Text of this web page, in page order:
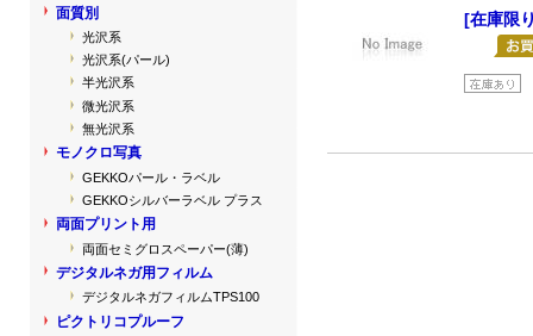
[在庫限
面質別
光沢系
光沢系(パール)
半光沢系
微光沢系
無光沢系
モノクロ写真
GEKKOパール・ラベル
GEKKOシルバーラベル プラス
両面プリント用
両面セミグロスペーパー(薄)
デジタルネガ用フィルム
デジタルネガフィルムTPS100
ピクトリコプルーフ